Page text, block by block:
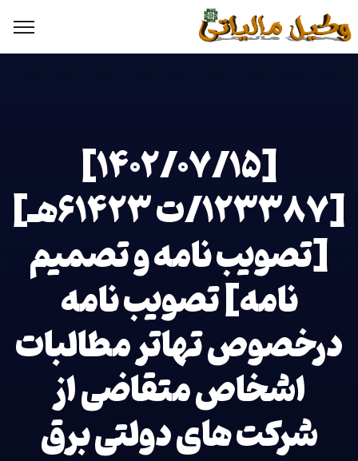
[۱۴۰۲/۰۷/۱۵]
[۱۲۳۳۸۷/ت ۶۱۴۲۳هـ]
[تصویب نامه و تصمیم
نامه] تصویب نامه
درخصوص تهاتر مطالبات
اشخاص متقاضی از
شرکت های دولتی برق